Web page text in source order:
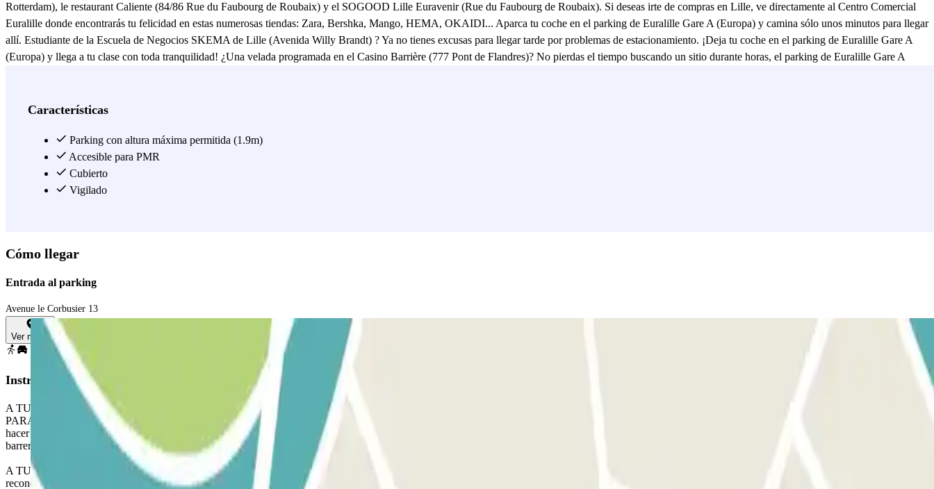
Rotterdam), le restaurant Caliente (84/86 Rue du Faubourg de Roubaix) y el SOGOOD Lille Euravenir (Rue du Faubourg de Roubaix). Si deseas irte de compras en Lille, ve directamente al Centro Comercial
Euralille donde encontrarás tu felicidad en estas numerosas tiendas: Zara, Bershka, Mango, HEMA, OKAIDI... Aparca tu coche en el parking de Euralille Gare A (Europa) y camina sólo unos minutos para llegar
allí. Estudiante de la Escuela de Negocios SKEMA de Lille (Avenida Willy Brandt) ? Ya no tienes excusas para llegar tarde por problemas de estacionamiento. ¡Deja tu coche en el parking de Euralille Gare A
(Europa) y llega a tu clase con toda tranquilidad! ¿Una velada programada en el Casino Barrière (777 Pont de Flandres)? No pierdas el tiempo buscando un sitio durante horas, el parking de Euralille Gare A
minutos del parking de Euralille Gare A (Europa). Desde el parking de Euralille Gare A (Europa), se puede coger fácilmente la línea 2 del metro. ¡No esperes más y reserva tu plaza de parking en el parking de
Ver más
Características
Parking con altura máxima permitida (1.9m)
Accesible para PMR
Cubierto
Vigilado
Cómo llegar
Entrada al parking
Avenue le Corbusier 13
Ver mapa
Instrucciones
A TU LLEGADA:
PARA ACCEDER AL PARKING: A tu llegada al parking, detente frente a la barrera. Espera 5 segundos y tu matrícula será automáticamente reconocida por el lector. La barrera se abrirá sin que tengas que
hacer nada. En caso de que el lector no reconozca tu matrícula, coge un ticket para poder acceder al aparcamiento y, a tu salida, contacta con el personal de Asistencia Remota a través del interfono situado en la
barrera.
A TU SALIDA: Detente frente a la barrera. El lector de matrículas reconocerá tu vehículo al igual que a tu llegada al aparcamiento, sin que tengas que hacer nada por tu parte. Si el lector de matrícula no
reconoce tu vehículo, contacta con el personal de Asistencia Remota a través del interfono situado en la barrera.